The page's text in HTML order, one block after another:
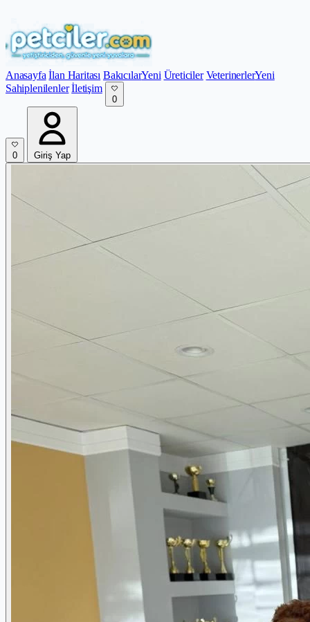
Anasayfa İlan Haritası BakıcılarYeni Üreticiler VeterinerlerYeni
Sahiplenilenler İletişim
0
0 Giriş Yap